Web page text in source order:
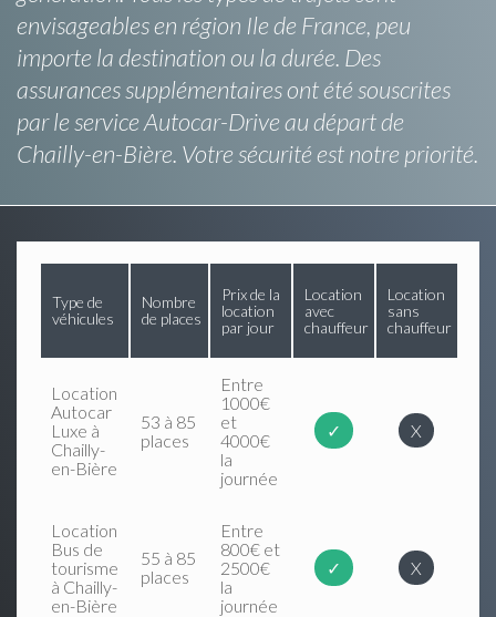
envisageables en région Ile de France, peu
importe la destination ou la durée. Des
assurances supplémentaires ont été souscrites
par le service Autocar-Drive au départ de
Chailly-en-Bière. Votre sécurité est notre priorité.
Type de
véhicules
Nombre
de places
Prix de la
location
par jour
Location
avec
chauffeur
Location
sans
chauffeur
Location
Autocar
Luxe à
Chailly-
en-Bière
53 à 85
places
Entre
1000€
et
4000€
la
journée
✓ X
Location
Bus de
tourisme
à Chailly-
en-Bière
55 à 85
places
Entre
800€ et
2500€
la
journée
✓ X